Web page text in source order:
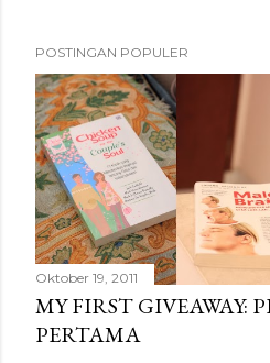
POSTINGAN POPULER
Oktober 19, 2011
MY FIRST GIVEAWAY:
PERTAMA